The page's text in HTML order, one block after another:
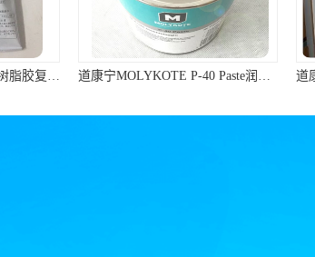
道康宁 1000 MOLYKOTE 1000 Paste 螺纹防卡剂 道康宁防卡剂